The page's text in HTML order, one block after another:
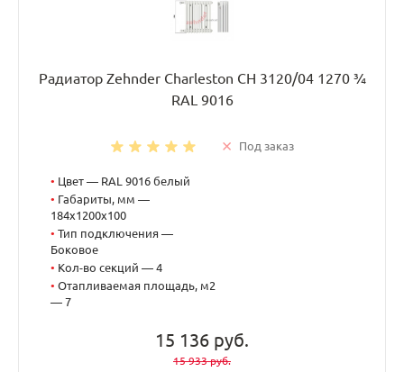
Радиатор Zehnder Charleston CH 3120/04 1270 ¾
RAL 9016
Под заказ
• Цвет — RAL 9016 белый
• Габариты, мм —
184x1200x100
• Тип подключения —
Боковое
• Кол-во секций — 4
• Отапливаемая площадь, м2
— 7
15 136 руб.
15 933 руб.